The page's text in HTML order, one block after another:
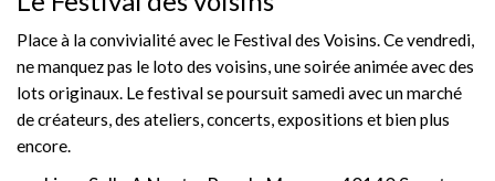
Place à la convivialité avec le Festival des Voisins. Ce vendredi,
ne manquez pas le loto des voisins, une soirée animée avec des
lots originaux. Le festival se poursuit samedi avec un marché
de créateurs, des ateliers, concerts, expositions et bien plus
encore.